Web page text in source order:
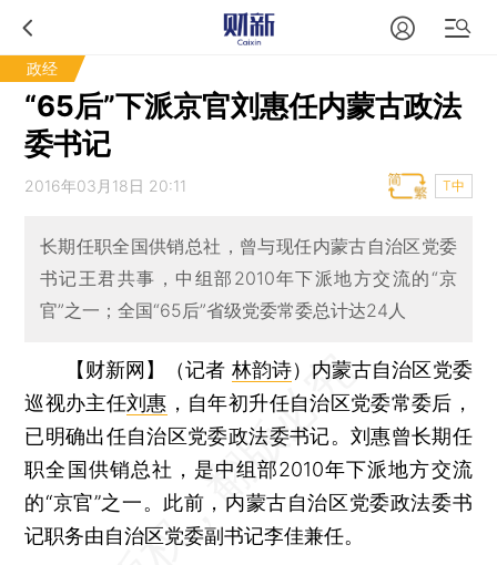
政经
“65后”下派京官刘惠任内蒙古政法
委书记
2016年03月18日 20:11 T中
长期任职全国供销总社，曾与现任内蒙古自治区党委
书记王君共事，中组部2010年下派地方交流的“京
官”之一；全国“65后”省级党委常委总计达24人
【财新网】（记者 林韵诗） 内蒙古自治区党委
巡视办主任刘惠 ，自年初升任自治区党委常委后，
已明确出任自治区党委政法委书记。刘惠曾长期任
职全国供销总社，是中组部2010年下派地方交流
的“京官”之一。此前，内蒙古自治区党委政法委书
记职务由自治区党委副书记李佳兼任。